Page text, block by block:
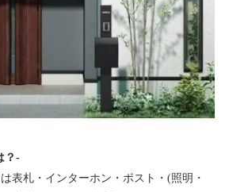
？-
表札・インターホン・ポスト・(照明・